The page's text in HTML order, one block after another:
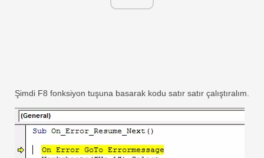
Şimdi F8 fonksiyon tuşuna basarak kodu satır satır çalıştıralım.